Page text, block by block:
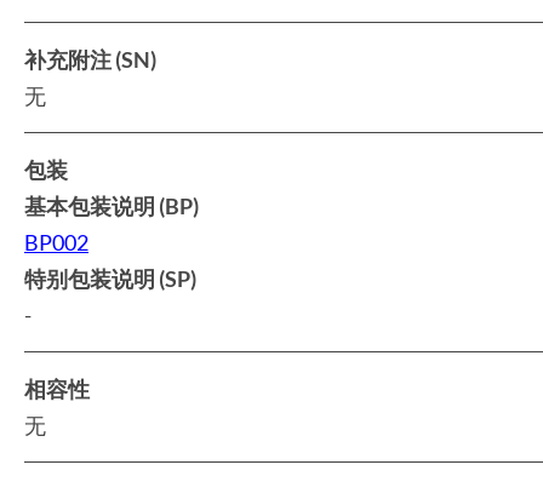
补充附注 (SN)
无
包装
基本包装说明 (BP)
BP002
特别包装说明 (SP)
-
相容性
无